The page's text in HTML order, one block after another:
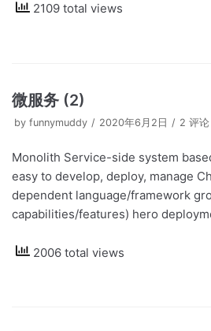
2109 total views
微服务 (2)
by funnymuddy 2020年6月2日 2 评论
Monolith Service-side system
easy to develop, deploy, manage
dependent language/framework
capabilities/features) hero
2006 total views